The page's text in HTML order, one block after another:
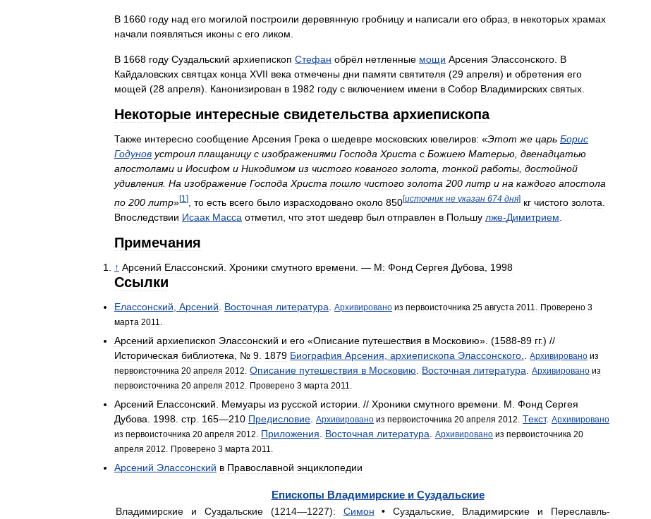
В 1660 году над его могилой построили деревянную гробницу и написали его образ в некоторых храмах
начали появляться иконы с его ликом
В 1668 году Суздальский архиепископ Стефан обрёл нетленные мощи Арсения Элассонского В
Кайдаловских святцах конца XVII века отмечены дни памяти святителя (29 апреля) и обретения его
мощей (28 апреля). Канонизирован в 1982 году с включением имени в Собор Владимирских святых
Некоторые интересные свидетельства архиепископа
Также интересно сообщение Арсения Грека о шедевре московских ювелиров: «Этот же царь Борис
Годунов устроил плащаницу с изображениями Господа Христа с Божиею Матерью двенадцатью
апостолами и Иосифом и Никодимом из чистого кованого золота тонкой работы достойной
удивления. На изображение Господа Христа пошло чистого золота 200 литр и на каждого апостола
по 200 литр»[1 ] то есть всего было израсходовано около 850[источник не указан 674 дня] кг чистого золота
Впоследствии Исаак Масса отметил что этот шедевр был отправлен в Польшу лже-Димитрием
Примечания
↑ Арсений Елассонский Хроники смутного времени . — М: Фонд Сергея Дубова 1998
Ссылки
Елассонский Арсений Восточная литература Архивировано из первоисточника 25 августа 2011 Проверено 3
марта 2011
Арсений архиепископ Элассонский и его «Описание путешествия в Московию». (1588-89 гг.) //
Историческая библиотека , № 9 1879 Биография Арсения архиепископа Элассонского Архивировано из
первоисточника 20 апреля 2012 Описание путешествия в Московию Восточная литература Архивировано из
первоисточника 20 апреля 2012 Проверено 3 марта 2011
Арсений Елассонский Мемуары из русской истории . // Хроники смутного времени М Фонд Сергея
Дубова
1998 стр 165—210 Предисловие Архивировано из первоисточника 20 апреля 2012 Текст. Архивировано
из первоисточника 20 апреля 2012 Приложения Восточная литература Архивировано из первоисточника 20
апреля 2012 Проверено 3 марта 2011
Арсений Элассонский в Православной энциклопедии
Епископы Владимирские и Суздальские
Владимирские и Суздальские(1214—1227): Симон •Суздальские Владимирские и Переславль-